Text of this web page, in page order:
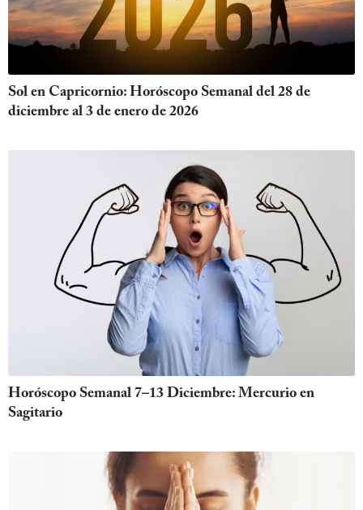
Sol en Capricornio: Horóscopo Semanal del 28 de
diciembre al 3 de enero de 2026
Horóscopo Semanal 7–13 Diciembre: Mercurio en
Sagitario